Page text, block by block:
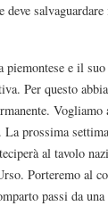
deve
piemontese e il
Per questo
prossima
al tavolo
Porteremo al
passi da